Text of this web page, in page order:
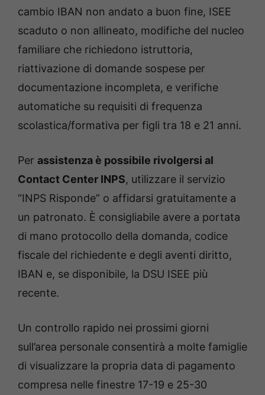
cambio IBAN non andato a buon fine, ISEE
scaduto o non allineato, modifiche del nucleo
familiare che richiedono istruttoria,
riattivazione di domande sospese per
documentazione incompleta, e verifiche
automatiche su requisiti di frequenza
scolastica/formativa per figli tra 18 e 21 anni.
Per assistenza è possibile rivolgersi al
Contact Center INPS, utilizzare il servizio
“INPS Risponde” o affidarsi gratuitamente a
un patronato. È consigliabile avere a portata
di mano protocollo della domanda, codice
fiscale del richiedente e degli aventi diritto,
IBAN e, se disponibile, la DSU ISEE più
recente.
Un controllo rapido nei prossimi giorni
sull’area personale consentirà a molte famiglie
di visualizzare la propria data di pagamento
compresa nelle finestre 17-19 e 25-30